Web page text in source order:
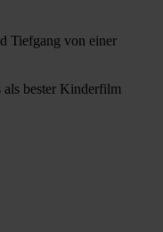
Tiefgang von einer
bester Kinderfilm